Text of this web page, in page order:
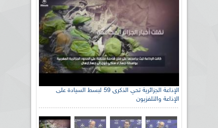
الإذاعة الجزائرية تحي الذكرى 59 لبسط السيادة على
الإذاعة والتلفزيون